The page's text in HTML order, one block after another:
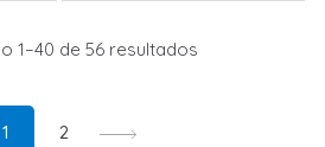
1–40 de 56 resultados
1 2